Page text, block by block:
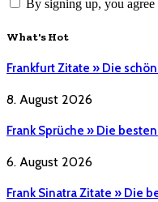
By signing up, you
What's Hot
Frankfurt Zitate » Die
8. August 2026
Frank Sprüche » Die
6. August 2026
Frank Sinatra Zitate » Die